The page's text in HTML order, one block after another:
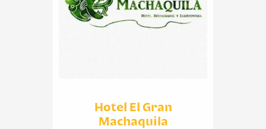
Hotel El Gran
Machaquila